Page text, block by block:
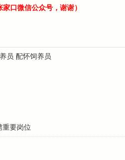
家口微信公众号，谢谢）
员 配怀饲养员
重要岗位